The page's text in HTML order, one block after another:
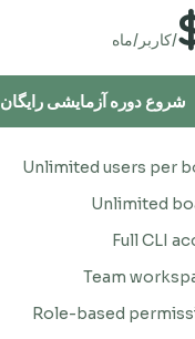
/کاربر/ماه
شروع دوره آزمایشی رایگان
Unlimited users per
Unlimited
Full CLI
Team
Role-based